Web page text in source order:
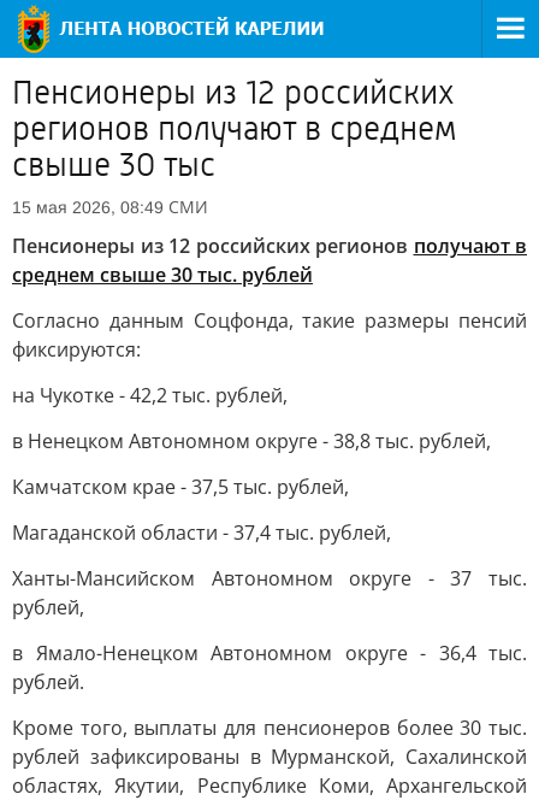
Пенсионеры из 12 российских
регионов получают в среднем
свыше 30 тыс
15 мая 2026, 08:49 СМИ
Пенсионеры из 12 российских регионов получают в
среднем свыше 30 тыс. рублей
Согласно данным Соцфонда, такие размеры пенсий
фиксируются:
на Чукотке - 42,2 тыс. рублей,
в Ненецком Автономном округе - 38,8 тыс. рублей,
Камчатском крае - 37,5 тыс. рублей,
Магаданской области - 37,4 тыс. рублей,
Ханты-Мансийском Автономном округе - 37 тыс.
рублей,
в Ямало-Ненецком Автономном округе - 36,4 тыс.
рублей.
Кроме того, выплаты для пенсионеров более 30 тыс.
рублей зафиксированы в Мурманской, Сахалинской
областях, Якутии, Республике Коми, Архангельской